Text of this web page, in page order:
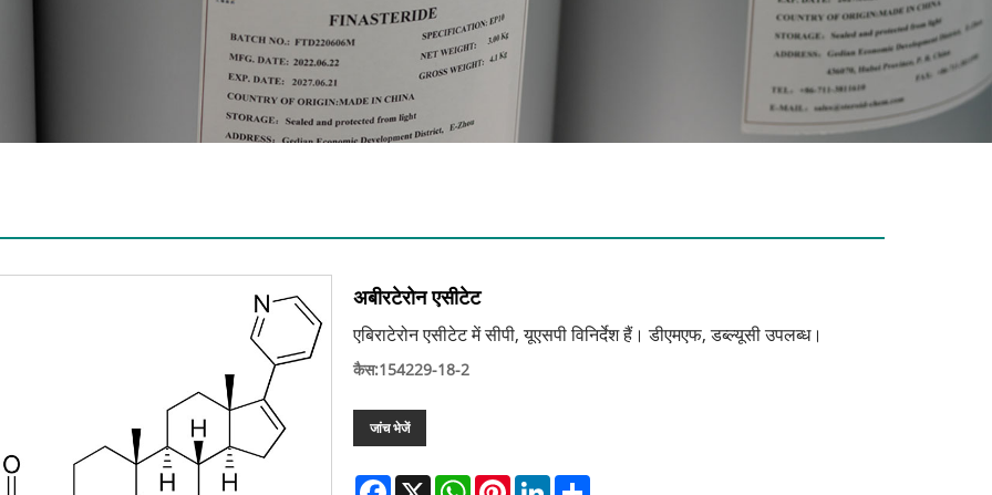
अबीरटेरोन एसीटेट
एबिराटेरोन एसीटेट में सीपी, यूएसपी विनिर्देश हैं। डीएमएफ, डब्ल्यूसी उपलब्ध।
कैस:154229-18-2
जांच भेजें
Facebook
X WhatsAppPinterestLinkedInShare